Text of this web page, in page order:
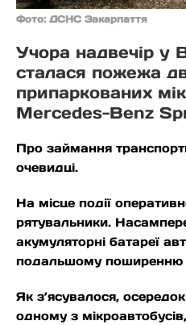
Фото: ДСНС Закарпаття
Учора надвечір у
сталася пожежа
припаркованих
Mercedes-Benz
Про займання
очевидці.
На місце події
рятувальники.
акумуляторні батареї
подальшому поширенню
Як з’ясувалося,
одному з